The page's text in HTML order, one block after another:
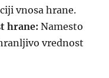
vnosa hrane.
hrane: Namesto
vrednost